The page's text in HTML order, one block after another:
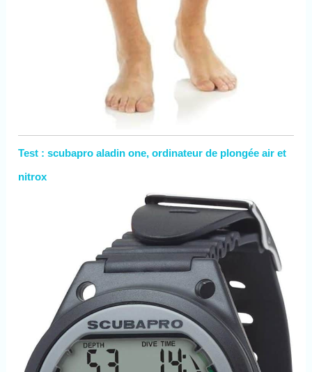
Test : scubapro aladin one, ordinateur de plongée air et
nitrox